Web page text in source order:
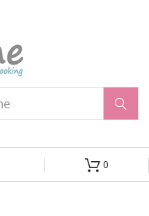

 0